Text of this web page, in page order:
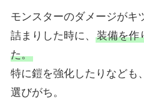
モンスターのダメージがキ
詰まりした時に、 装備を作
た。
特に鎧を強化したりなども
選びがち。